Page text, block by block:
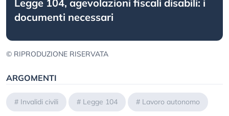
Legge 104, agevolazioni fiscali disabili: i
documenti necessari
© RIPRODUZIONE RISERVATA
ARGOMENTI
# Invalidi civili # Legge 104 # Lavoro autonomo